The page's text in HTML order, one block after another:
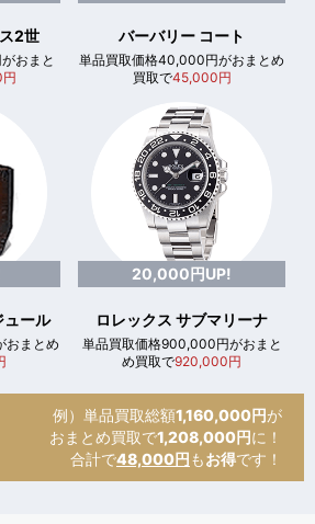
2世
おまと
バーバリー コート
単品買取価格40,000円がおまとめ
買取で45,000円
ュール
おまとめ
20,000円UP!
ロレックス サブマリーナ
単品買取価格900,000円がおまと
め買取で920,000円
例）単品買取総額1,160,000円が
おまとめ買取で1,208,000円に！
合計で48,000円 もお得です！